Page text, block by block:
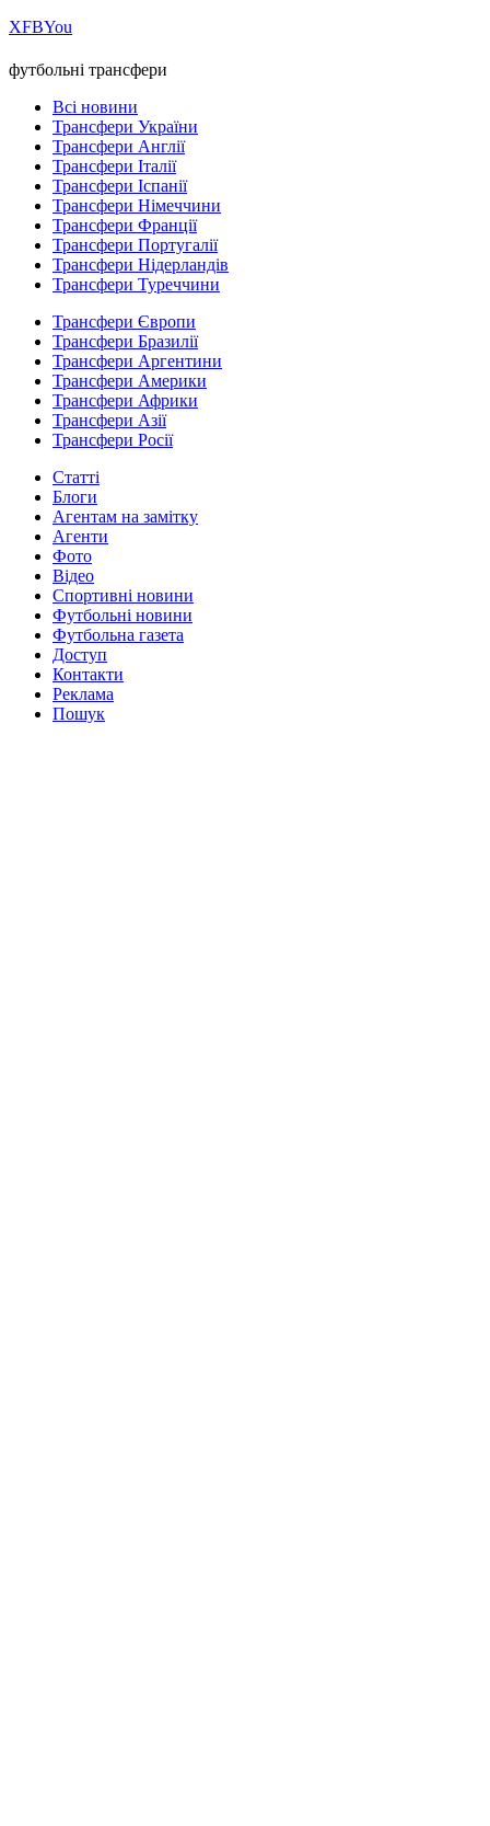
ХFBYou
футбольні трансфери
Всі новини
Трансфери України
Трансфери Англії
Трансфери Італії
Трансфери Іспанії
Трансфери Німеччини
Трансфери Франції
Трансфери Португалії
Трансфери Нідерландів
Трансфери Туреччини
Трансфери Європи
Трансфери Бразилії
Трансфери Аргентини
Трансфери Америки
Трансфери Африки
Трансфери Азії
Трансфери Росії
Статті
Блоги
Агентам на замітку
Агенти
Фото
Відео
Спортивні новини
Футбольні новини
Футбольна газета
Доступ
Контакти
Реклама
Пошук